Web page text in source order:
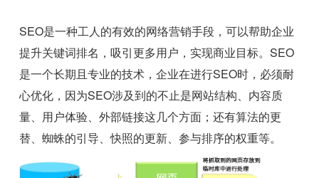
SEO是一种工人的有效的网络营销手段，可以帮助企业
提升关键词排名，吸引更多用户，实现商业目标。SEO
是一个长期且专业的技术，企业在进行SEO时，必须耐
心优化，因为SEO涉及到的不止是网站结构、内容质
量、用户体验、外部链接这几个方面；还有算法的更
替、蜘蛛的引导、快照的更新、参与排序的权重等。